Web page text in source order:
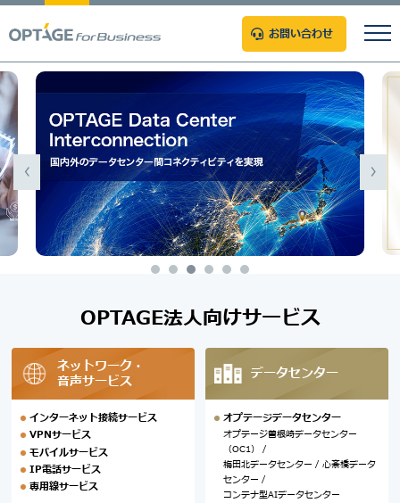
お問い合わせ
OPTAGE法人向けサービス
ネットワーク・
音声サービス
インターネット接続サービス
VPNサービス
モバイルサービス
IP電話サービス
専用線サービス
データセンター
オプテージデータセンター
オプテージ曽根崎データセンター
（OC1） /
梅田北データセンター / 心斎橋データ
センター /
コンテナ型AIデータセンター